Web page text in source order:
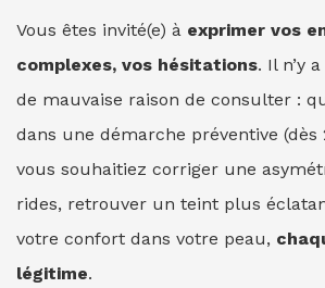
Vous êtes invité(e) à exprimer vos
complexes, vos hésitations. Il n’y
de mauvaise raison de consulter :
dans une démarche préventive (dès
vous souhaitiez corriger une
rides, retrouver un teint plus
votre confort dans votre peau,
légitime.